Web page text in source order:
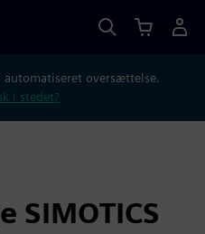
automatiseret oversættelse.
i stedet?